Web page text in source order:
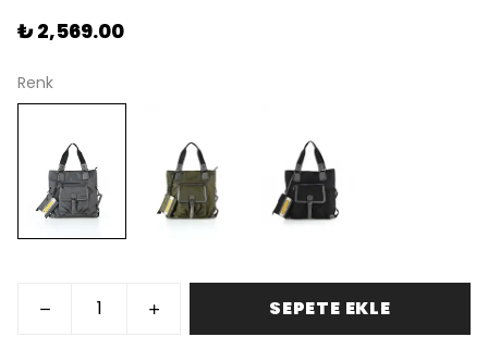
₺ 2,569.00
Renk
SEPETE EKLE